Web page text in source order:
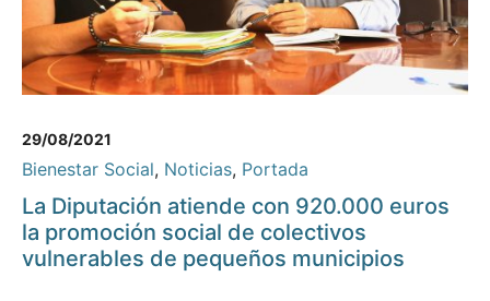
29/08/2021
Bienestar Social, Noticias, Portada
La Diputación atiende con 920.000 euros
la promoción social de colectivos
vulnerables de pequeños municipios